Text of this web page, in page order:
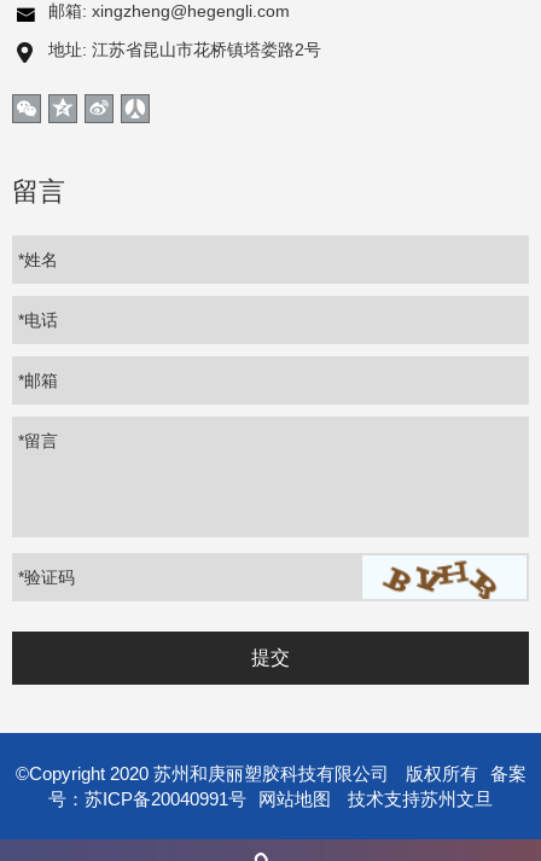
邮箱: xingzheng@hegengli.com
地址: 江苏省昆山市花桥镇塔娄路2号
留言
*姓名
*电话
*邮箱
*留言
*验证码
©Copyright 2020 苏州和庚丽塑胶科技有限公司 版权所有
备案
号：苏ICP备20040991号
网站地图 技术支持苏州文旦